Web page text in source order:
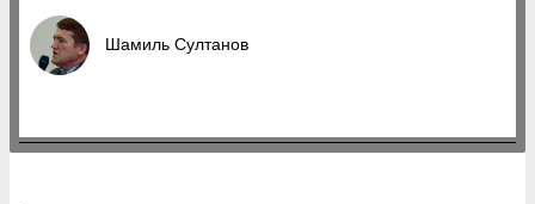
Шамиль Султанов